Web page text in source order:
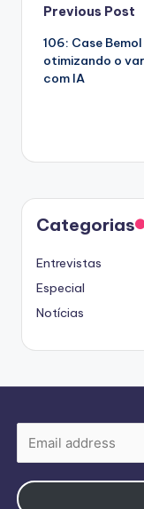
Post
Previous Post
106: Case Bemol
otimizando o
com IA
Categorias
Entrevistas
Especial
Notícias